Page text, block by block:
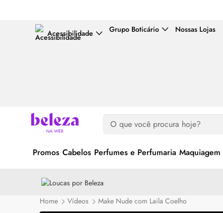
Acessibilidade Grupo Boticário Nossas Lojas
Promos Cabelos Perfumes e Perfumaria Maquiagem
Home
Vídeos Make Nude com Laila Coelho